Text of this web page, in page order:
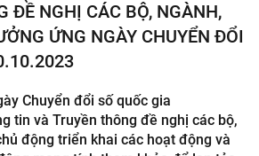
ĐỀ NGHỊ CÁC BỘ, NGÀNH,
ỨNG NGÀY CHUYỂN ĐỔI
Chuyển đổi số quốc gia
tin và Truyền thông đề nghị các bộ,
động triển khai các hoạt động và